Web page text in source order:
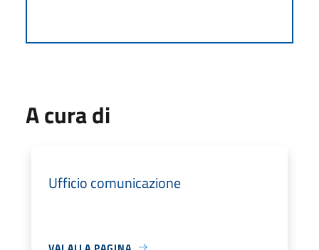
A cura di
Ufficio comunicazione